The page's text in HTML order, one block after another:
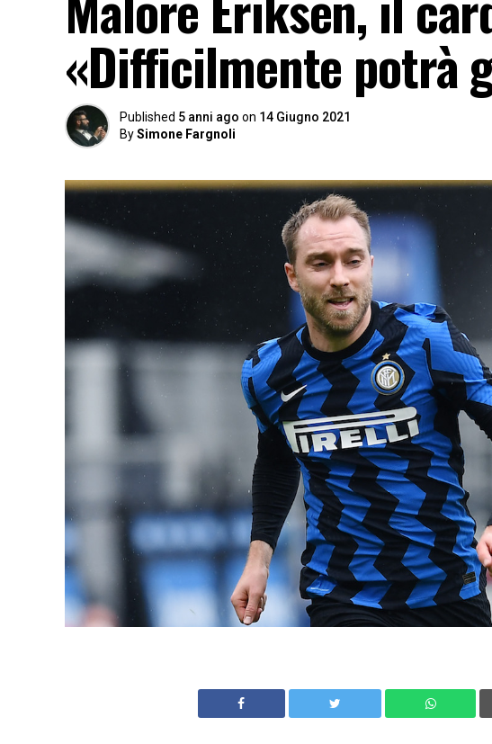
«Difficilmente potrà
Published 5 anni ago on 14 Giugno 2021
BySimone Fargnoli